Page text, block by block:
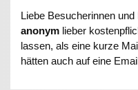
Liebe Besucherinnen
anonym lieber
lassen, als eine kurze
hätten auch auf eine